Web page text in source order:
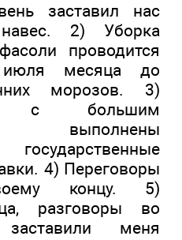
заставил нас
2) Уборка
проводится
июля месяца до
морозов. 3)
с большим
выполнены
4) Переговоры
концу. 5)
разговоры во
меня